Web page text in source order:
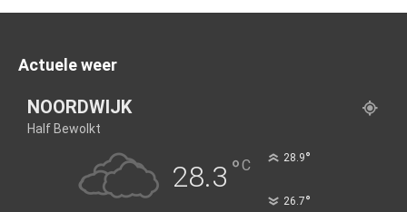
Actuele weer
NOORDWIJK
Half Bewolkt
28.3 °C 28.9°
26.7°